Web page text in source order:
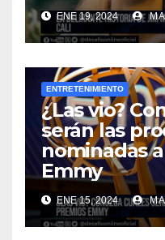
ENE 19, 2024
ENTRETENIMIENTO
¿Las vio?
serán las
nominadas
Emmy
ENE 15, 2024